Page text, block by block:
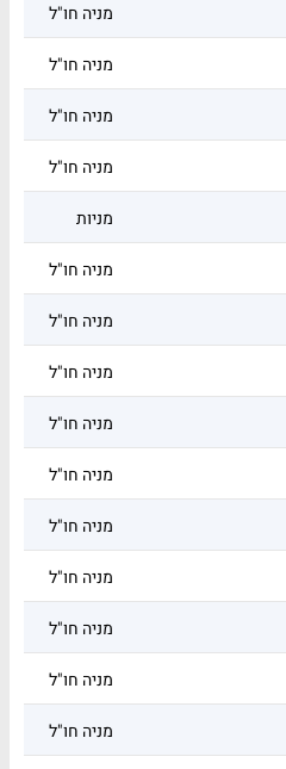
מניה חו"ל
מניה חו"ל
מניה חו"ל
מניה חו"ל
מניות
מניה חו"ל
מניה חו"ל
מניה חו"ל
מניה חו"ל
מניה חו"ל
מניה חו"ל
מניה חו"ל
מניה חו"ל
מניה חו"ל
מניה חו"ל